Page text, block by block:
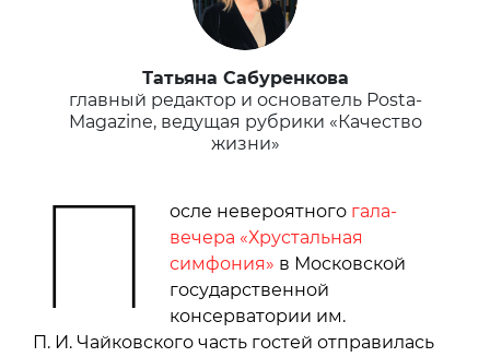
Татьяна Сабуренкова
главный редактор и основатель Posta-
Magazine, ведущая рубрики «Качество
жизни»
П осле невероятного гала-
вечера «Хрустальная
симфония» в Московской
государственной
консерватории им.
П. И. Чайковского часть гостей отправилась